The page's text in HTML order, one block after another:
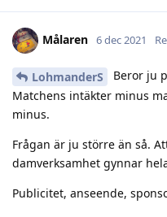
Målaren 6 dec 2021
LohmanderS
Beror ju
Matchens intäkter minus
minus.
Frågan är ju större än så.
damverksamhet gynnar
Publicitet, anseende,